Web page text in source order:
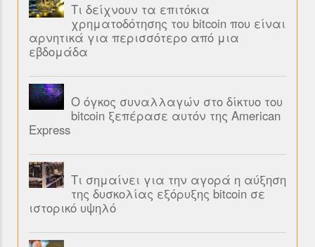
Τι δείχνουν τα επιτόκια
χρηματοδότησης του bitcoin που είναι
αρνητικά για περισσότερο από μια
εβδομάδα
Ο όγκος συναλλαγών στο δίκτυο του
bitcoin ξεπέρασε αυτόν της American
Express
Τι σημαίνει για την αγορά η αύξηση
της δυσκολίας εξόρυξης bitcoin σε
ιστορικό υψηλό